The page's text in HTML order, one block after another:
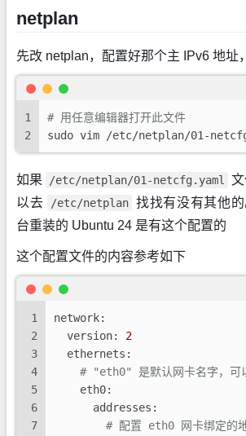
netplan
先改 netplan，配置好那个主 IPv6 地址
1
2
# 用任意编辑器打开此文件
sudo vim /etc/netplan/01-
如果 /etc/netplan/01-netcfg.yaml
以去
/etc/netplan 找找有没有其他
台重装的 Ubuntu 24 是有这个配置的
这个配置文件的内容参考如下
1
2
3
4
5
6
7
network:
version:
2
ethernets:
# "eth0" 是默认网卡名字，
eth0:
addresses:
# 配置 eth0 网卡绑定的